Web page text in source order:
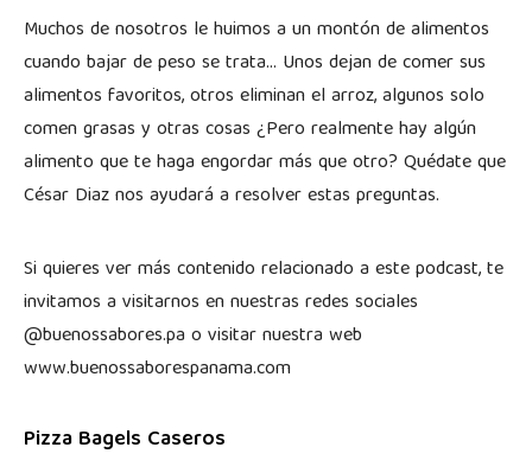
Muchos de nosotros le huimos a un montón de alimentos
cuando bajar de peso se trata… Unos dejan de comer sus
alimentos favoritos, otros eliminan el arroz, algunos solo
comen grasas y otras cosas ¿Pero realmente hay algún
alimento que te haga engordar más que otro? Quédate que
César Diaz nos ayudará a resolver estas preguntas.
Si quieres ver más contenido relacionado a este podcast, te
invitamos a visitarnos en nuestras redes sociales
@buenossabores.pa o visitar nuestra web
www.buenossaborespanama.com
Pizza Bagels Caseros